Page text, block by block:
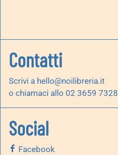
Contatti
Scrivi a hello@noilibreria.it
o chiamaci allo 02 3659 7328
Social
Facebook